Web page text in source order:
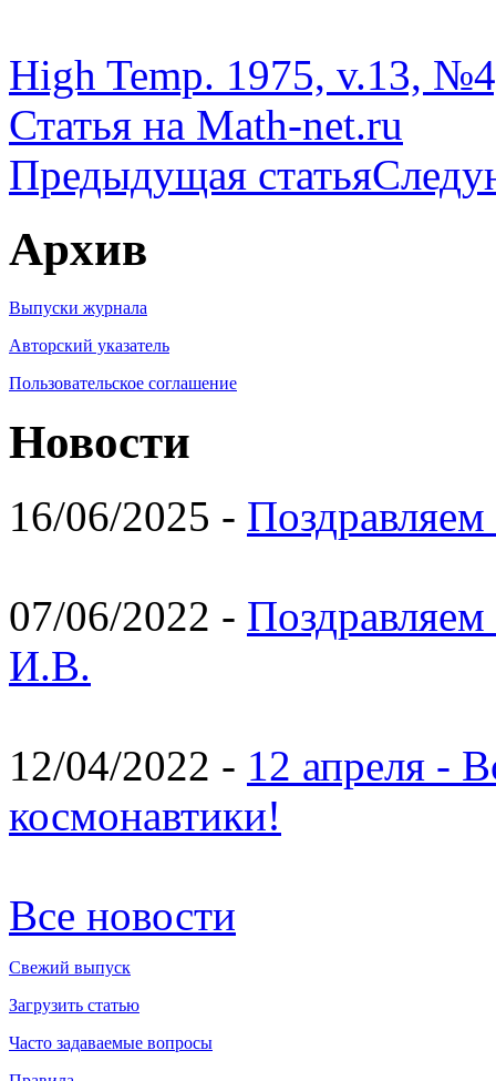
High Temp. 1975, v.13,
Статья на Math-net.ru
Предыдущая статья
Архив
Выпуски журнала
Авторский указатель
Пользовательское соглашение
Новости
16/06/2025 -
07/06/2022 -
И.В.
12/04/2022 - 12 апреля -
космонавтики!
Все новости
Свежий выпуск
Загрузить статью
Часто задаваемые вопросы